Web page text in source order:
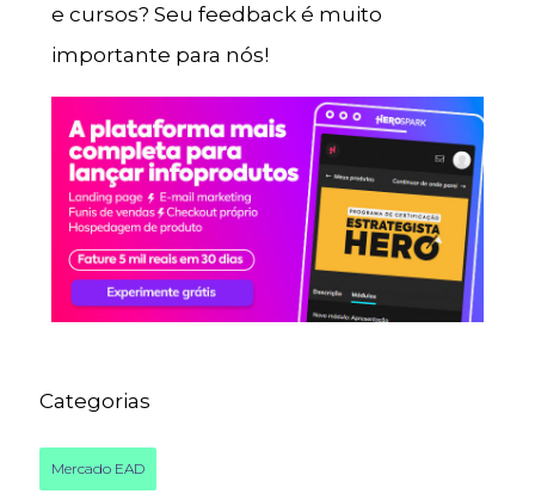
e cursos? Seu feedback é muito
importante para nós!
Categorias
Mercado EAD